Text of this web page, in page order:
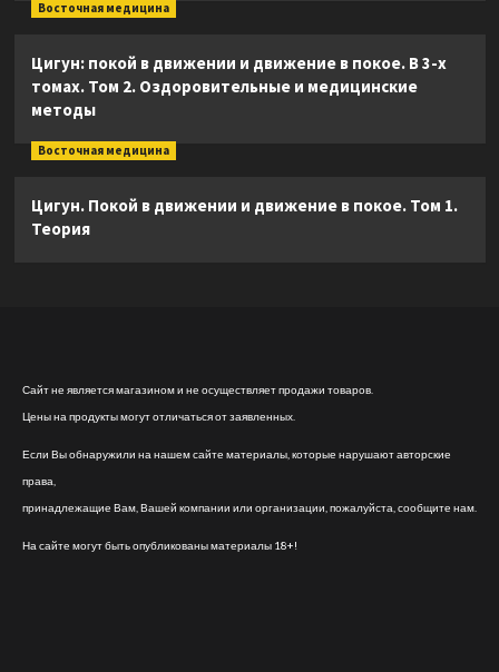
Восточная медицина
Цигун: покой в движении и движение в покое. В 3-х
томах. Том 2. Оздоровительные и медицинские
методы
Восточная медицина
Цигун. Покой в движении и движение в покое. Том 1.
Теория
Сайт не является магазином и не осуществляет продажи товаров.
Цены на продукты могут отличаться от заявленных.
Если Вы обнаружили на нашем сайте материалы, которые нарушают авторские
права,
принадлежащие Вам, Вашей компании или организации, пожалуйста, сообщите нам.
На сайте могут быть опубликованы материалы 18+!